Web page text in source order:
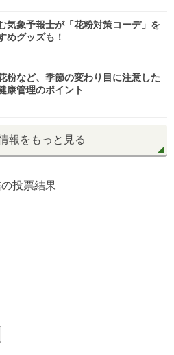
気象予報士が「花粉対策コーデ」を
めグッズも！
粉など、季節の変わり目に注意した
康管理のポイント
報をもっと見る
の投票結果